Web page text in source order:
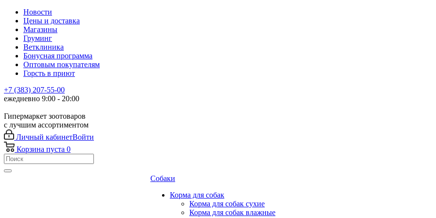
Новости
Цены и доставка
Магазины
Груминг
Ветклиника
Бонусная программа
Оптовым покупателям
Горсть в приют
+7 (383) 207-55-00
ежедневно 9:00 - 20:00
Гипермаркет зоотоваров
с лучшим ассортиментом
Личный кабинетВойти
Корзина пуста 0
Собаки
Корма для собак
Корма для собак сухие
Корма для собак влажные